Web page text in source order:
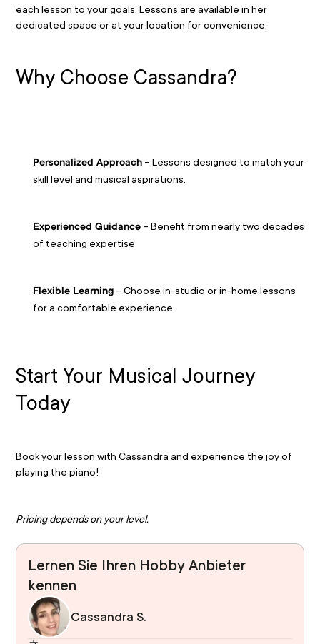
each lesson to your goals. Lessons are available in her
dedicated space or at your location for convenience.
Why Choose Cassandra?
Personalized Approach – Lessons designed to match your
skill level and musical aspirations.
Experienced Guidance – Benefit from nearly two decades
of teaching expertise.
Flexible Learning – Choose in-studio or in-home lessons
for a comfortable experience.
Start Your Musical Journey
Today
Book your lesson with Cassandra and experience the joy of
playing the piano!
Pricing depends on your level.
Lernen Sie Ihren Hobby Anbieter
kennen
Cassandra S.